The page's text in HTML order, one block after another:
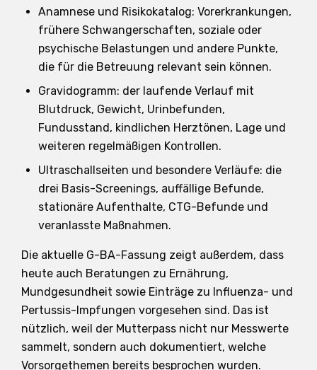
Anamnese und Risikokatalog: Vorerkrankungen,
frühere Schwangerschaften, soziale oder
psychische Belastungen und andere Punkte,
die für die Betreuung relevant sein können.
Gravidogramm: der laufende Verlauf mit
Blutdruck, Gewicht, Urinbefunden,
Fundusstand, kindlichen Herztönen, Lage und
weiteren regelmäßigen Kontrollen.
Ultraschallseiten und besondere Verläufe: die
drei Basis-Screenings, auffällige Befunde,
stationäre Aufenthalte, CTG-Befunde und
veranlasste Maßnahmen.
Die aktuelle G-BA-Fassung zeigt außerdem, dass
heute auch Beratungen zu Ernährung,
Mundgesundheit sowie Einträge zu Influenza- und
Pertussis-Impfungen vorgesehen sind. Das ist
nützlich, weil der Mutterpass nicht nur Messwerte
sammelt, sondern auch dokumentiert, welche
Vorsorgethemen bereits besprochen wurden.